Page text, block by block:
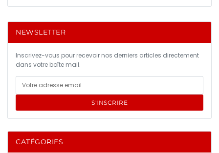
NEWSLETTER
Inscrivez-vous pour recevoir nos derniers articles directement
dans votre boîte mail.
S'INSCRIRE
CATÉGORIES